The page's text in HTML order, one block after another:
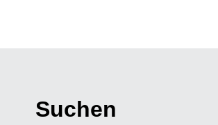
Suchen